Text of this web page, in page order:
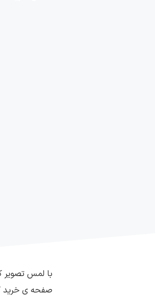
با لمس تصویر
صفحه ی خرید